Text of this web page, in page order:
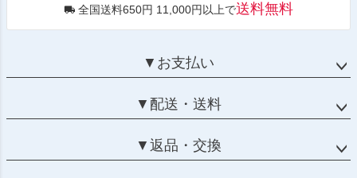
全国送料650円 11,000円以上で送料無料
▼お支払い
▼配送・送料
▼返品・交換